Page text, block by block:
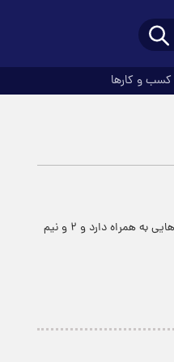
کسب و کارها
پارسینه: بحث اتباع چالش بزرگی است که تهدیدها و ظرفیت‌هایی به همراه دارد و ۲ و نیم